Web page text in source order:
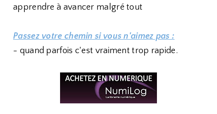
apprendre à avancer malgré tout
Passez votre chemin si vous n'aimez pas :
- quand parfois c'est vraiment trop rapide.